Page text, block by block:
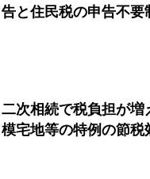
告と住民税の申告不要
二次相続で税負担が増
模宅地等の特例の節税